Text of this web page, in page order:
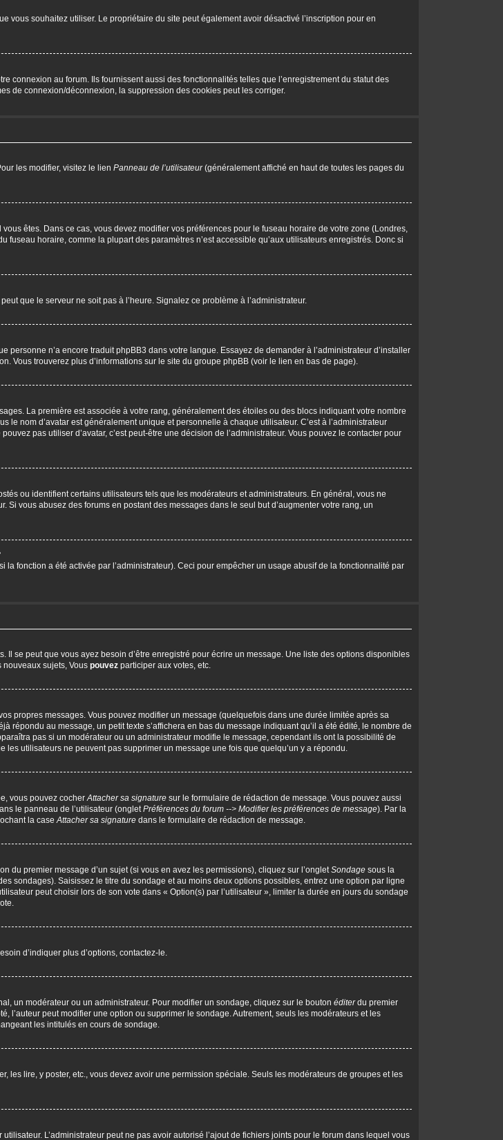
vous souhaitez utiliser. Le propriétaire du site peut également avoir désactivé l’inscription pour en
connexion au forum. Ils fournissent aussi des fonctionnalités telles que l’enregistrement du statut des
de connexion/déconnexion, la suppression des cookies peut les corriger.
les modifier, visitez le lien Panneau de l’utilisateur(généralement affiché en haut de toutes les pages du
êtes. Dans ce cas, vous devez modifier vos préférences pour le fuseau horaire de votre zone (Londres,
fuseau horaire, comme la plupart des paramètres n’est accessible qu’aux utilisateurs enregistrés. Donc si
que le serveur ne soit pas à l’heure. Signalez ce problème à l’administrateur.
n’a encore traduit phpBB3 dans votre langue. Essayez de demander à l’administrateur d’installer
Vous trouverez plus d’informations sur le site du groupe phpBB (voir le lien en bas de page).
La première est associée à votre rang, généralement des étoiles ou des blocs indiquant votre nombre
nom d’avatar est généralement unique et personnelle à chaque utilisateur. C’est à l’administrateur
pas utiliser d’avatar, c’est peut-être une décision de l’administrateur. Vous pouvez le contacter pour
ou identifient certains utilisateurs tels que les modérateurs et administrateurs. En général, vous ne
Si vous abusez des forums en postant des messages dans le seul but d’augmenter votre rang, un
fonction a été activée par l’administrateur). Ceci pour empêcher un usage abusif de la fonctionnalité par
se peut que vous ayez besoin d’être enregistré pour écrire un message. Une liste des options disponibles
nouveaux sujets, Vous pouvez participer aux votes, etc.
propres messages. Vous pouvez modifier un message (quelquefois dans une durée limitée après sa
répondu au message, un petit texte s’affichera en bas du message indiquant qu’il a été édité, le nombre de
pas si un modérateur ou un administrateur modifie le message, cependant ils ont la possibilité de
utilisateurs ne peuvent pas supprimer un message une fois que quelqu’un y a répondu.
vous pouvez cocherAttacher sa signature sur le formulaire de rédaction de message. Vous pouvez aussi
le panneau de l’utilisateur (ongletPréférences du forum --> Modifier les préférences de message). Par la
la caseAttacher sa signature dans le formulaire de rédaction de message.
du premier message d’un sujet (si vous en avez les permissions), cliquez sur l’ongletSondage sous la
sondages). Saisissez le titre du sondage et au moins deux options possibles, entrez une option par ligne
peut choisir lors de son vote dans « Option(s) par l’utilisateur », limiter la durée en jours du sondage
d’indiquer plus d’options, contactez-le.
un modérateur ou un administrateur. Pour modifier un sondage, cliquez sur le bouton éditerdu premier
l’auteur peut modifier une option ou supprimer le sondage. Autrement, seuls les modérateurs et les
les intitulés en cours de sondage.
les lire, y poster, etc., vous devez avoir une permission spéciale. Seuls les modérateurs de groupes et les
L’administrateur peut ne pas avoir autorisé l’ajout de fichiers joints pour le forum dans lequel vous